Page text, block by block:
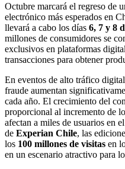
Octubre marcará el regreso de
electrónico más esperados en
llevará a cabo los días 6, 7 y 8
millones de consumidores se
exclusivos en plataformas
transacciones para obtener
En eventos de alto tráfico
fraude aumentan
cada año. El crecimiento del
proporcional al incremento de
afectan a miles de usuarios en
de Experian Chile, las
los 100 millones de visitas en
en un escenario atractivo para